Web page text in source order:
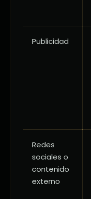
Publicidad
Redes
sociales o
contenido
externo